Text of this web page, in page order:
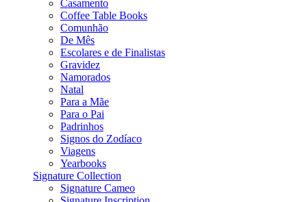
Casamento
Coffee Table Books
Comunhão
De Mês
Escolares e de Finalistas
Gravidez
Namorados
Natal
Para a Mãe
Para o Pai
Padrinhos
Signos do Zodíaco
Viagens
Yearbooks
Signature Collection
Signature Cameo